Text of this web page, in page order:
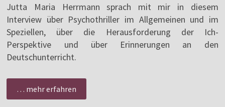
Jutta Maria Herrmann sprach mit mir in diesem
Interview über Psychothriller im Allgemeinen und im
Speziellen, über die Herausforderung der Ich-
Perspektive und über Erinnerungen an den
Deutschunterricht.
… mehr erfahren